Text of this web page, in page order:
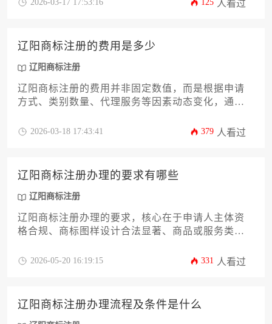
2026-03-17 17:53:16 125 人看过
辽阳商标注册的费用是多少
辽阳商标注册
辽阳商标注册的费用并非固定数值，而是根据申请
方式、类别数量、代理服务等因素动态变化，通常
用一般在千元至数千元不等，具体需结合企业实际
2026-03-18 17:43:41 379 人看过
辽阳商标注册办理的要求有哪些
辽阳商标注册
辽阳商标注册办理的要求，核心在于申请人主体资
格合规、商标图样设计合法显著、商品或服务类别
申请。整个过程需严格遵循《商标法》及相关法
2026-05-20 16:19:15 331 人看过
辽阳商标注册办理流程及条件是什么